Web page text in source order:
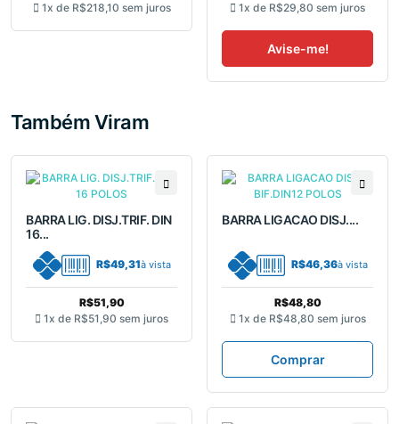
1x de R$218,10 sem juros
1x de R$29,80 sem juros
Avise-me!
Também Viram
BARRA LIG. DISJ.TRIF. DIN
16...
R$49,31à vista
R$51,90
1x de R$51,90 sem juros
BARRA LIGACAO DISJ....
R$46,36à vista
R$48,80
1x de R$48,80 sem juros
Comprar